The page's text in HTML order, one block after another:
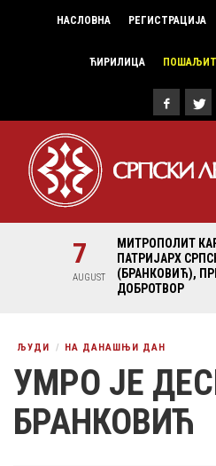
НАСЛОВНА РЕГИСТРАЦИЈА
ЋИРИЛИЦА
7
AUGUST
МИТРОПОЛИТ
ПАТРИЈАРХ
(БРАНКОВИЋ),
ДОБРОТВОР
ЉУДИ НА ДАНАШЊИ ДАН
УМРО ЈЕ
БРАНКОВИЋ